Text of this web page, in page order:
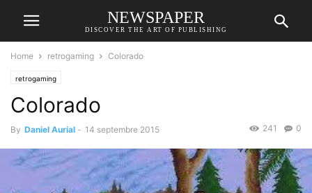
NEWSPAPER
DISCOVER THE ART OF PUBLISHING
Home retrogaming Colorado
retrogaming
Colorado
By Daniel Aurial - 14 septembre 2015 0
241